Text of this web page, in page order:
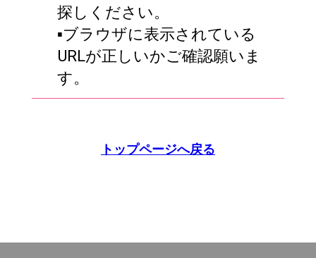
探しください。
▪️ブラウザに表示されている
URLが正しいかご確認願いま
す。
トップページへ戻る